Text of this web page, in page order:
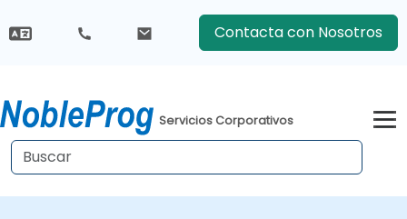
Contacta con Nosotros
Servicios Corporativos